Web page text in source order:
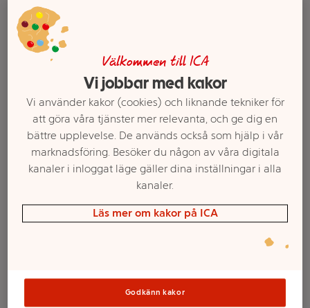
Rökt 450g Tulip
Välj butik och handla
Sortimentet kan variera mellan butikerna
Välkommen till ICA
Vi jobbar med kakor
Vi använder kakor (cookies) och liknande tekniker för
att göra våra tjänster mer relevanta, och ge dig en
bättre upplevelse. De används också som hjälp i vår
marknadsföring. Besöker du någon av våra digitala
kanaler i inloggat läge gäller dina inställningar i alla
kanaler.
Läs mer om kakor på ICA
Godkänn kakor